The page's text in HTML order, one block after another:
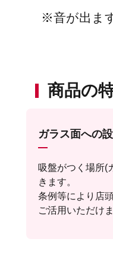
※音が出ま
商品の
ガラス面への
吸盤がつく場所(
きます。
条例等により店
ご活用いただけま